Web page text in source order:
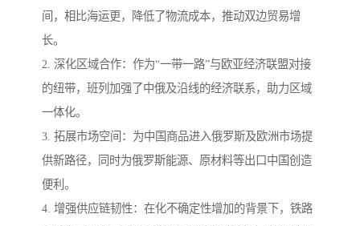
间，相比海运更，降低了物流成本，推动双边贸易增
长。
2. 深化区域合作：作为“一带一路”与欧亚经济联盟对接
的纽带，班列加强了中俄及沿线的经济联系，助力区域
一体化。
3. 拓展市场空间：为中国商品进入俄罗斯及欧洲市场提
供新路径，同时为俄罗斯能源、原材料等出口中国创造
便利。
4. 增强供应链韧性：在化不确定性增加的背景下，铁路